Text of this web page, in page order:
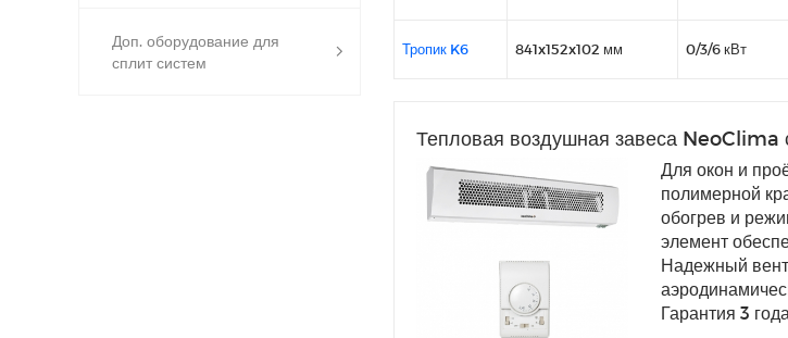
Доп. оборудование для
сплит систем
Тропик K6 841x152x102 мм 0/3/6 кВт
Тепловая воздушная завеса NeoClima
Для окон и
полимерной
обогрев и
элемент
Надежный
Гарантия 3 года